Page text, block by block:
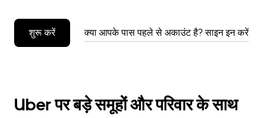
शुरू करें क्या आपके पास पहले से अकाउंट है? साइन इन करें
Uber पर बड़े समूहों और परिवार के साथ